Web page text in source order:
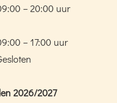
– 20:00 uur
– 17:00 uur
2026/2027